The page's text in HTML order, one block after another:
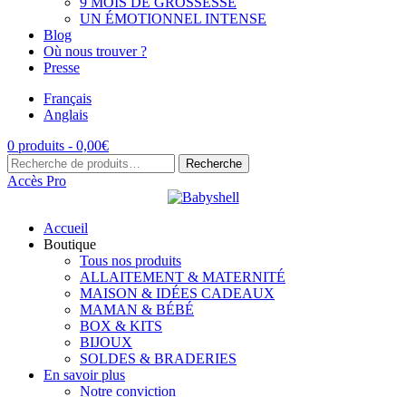
UN ÉMOTIONNEL INTENSE
Blog
Où nous trouver ?
Presse
Français
Anglais
0 produits - 0,00€
Recherche
pour :
Recherche
Accès Pro
Accueil
Boutique
Tous nos produits
ALLAITEMENT & MATERNITÉ
MAISON & IDÉES CADEAUX
MAMAN & BÉBÉ
BOX & KITS
BIJOUX
SOLDES & BRADERIES
En savoir plus
Notre conviction